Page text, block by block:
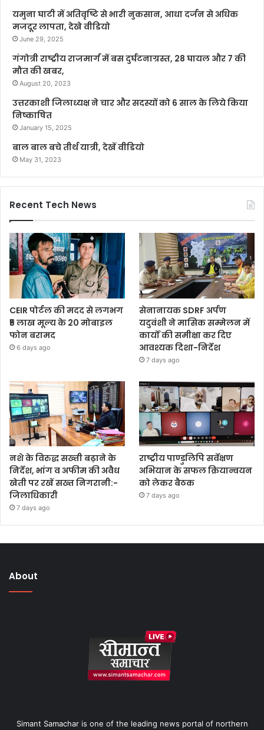
यमुना घाटी में अतिवृष्टि से भारी नुकसान, आधा दर्जन से अधिक
मजदूर लापता, देखे वीडियो
June 29, 2025
गंगोत्री राष्ट्रीय राजमार्ग में बस दुर्घटनाग्रस्त, 28 घायल और 7 की
मौत की खबर,
August 20, 2023
उत्तरकाशी जिलाध्यक्ष ने चार और सदस्यों को 6 साल के लिये किया
निष्काषित
January 15, 2025
बाल बाल बचे तीर्थ यात्री, देखें वीडियो
May 31, 2023
Recent Tech News
CEIR पोर्टल की मदद से लगभग
₹5 लाख मूल्य के 20 मोबाइल
फोन बरामद
6 days ago
सेनानायक SDRF अर्पण
यदुवंशी ने मासिक सम्मेलन में
कार्यों की समीक्षा कर दिए
आवश्यक दिशा-निर्देश
7 days ago
नशे के विरुद्ध सख्ती बढ़ाने के
निर्देश, भांग व अफीम की अवैध
खेती पर रखें सख्त निगरानी:-
जिलाधिकारी
7 days ago
राष्ट्रीय पाण्डुलिपि सर्वेक्षण
अभियान के सफल क्रियान्वयन
को लेकर बैठक
7 days ago
About
Simant Samachar is one of the leading news portal of northern